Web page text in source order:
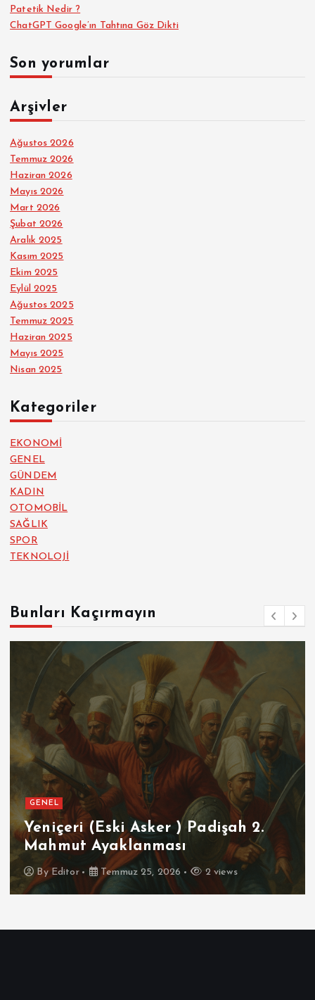
Patetik Nedir ?
ChatGPT Google’ın Tahtına Göz Dikti
Son yorumlar
Arşivler
Ağustos 2026
Temmuz 2026
Haziran 2026
Mayıs 2026
Mart 2026
Şubat 2026
Aralık 2025
Kasım 2025
Ekim 2025
Eylül 2025
Ağustos 2025
Temmuz 2025
Haziran 2025
Mayıs 2025
Nisan 2025
Kategoriler
EKONOMİ
GENEL
GÜNDEM
KADIN
OTOMOBİL
SAĞLIK
SPOR
TEKNOLOJİ
Bunları Kaçırmayın
GENEL
Yeniçeri (Eski Asker ) Padişah 2.
Mahmut Ayaklanması
ByEditor Temmuz 25, 2026 2 views